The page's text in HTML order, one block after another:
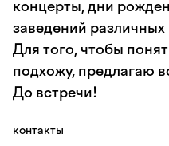
концерты, дни
заведений
Для того, чтобы
подхожу, предлагаю
До встречи!
контакты